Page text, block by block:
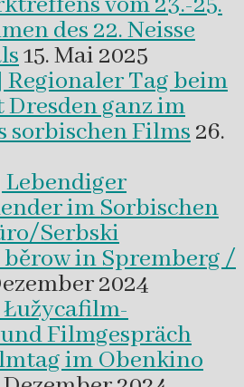
des 22. Neisse
15. Mai 2025
Regionaler Tag beim
Dresden ganz im
sorbischen Films26.
Lebendiger
im Sorbischen
Serbski
in Spremberg /
2024
Łužycafilm-
Filmgespräch
im Obenkino